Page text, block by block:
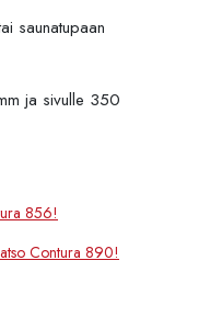
saunatupaan
ja sivulle 350
856!
Contura 890!